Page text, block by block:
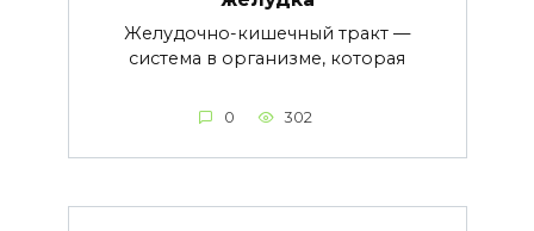
Желудочно-кишечный тракт —
система в организме, которая
0 302